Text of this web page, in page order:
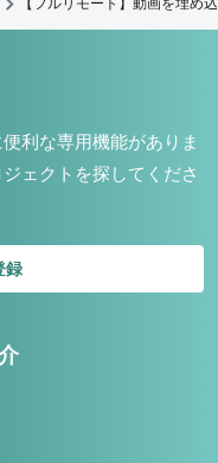
【フルリモート】動画を埋め
利な専用機能がありま
ェクトを探してくださ
録